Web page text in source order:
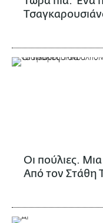
Οι πούλιες.
Από τον Στάθη